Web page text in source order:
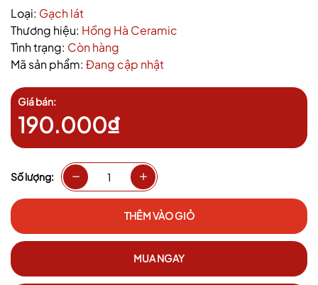
Loại: Gạch lát
Thương hiệu: Hồng Hà Ceramic
Tình trạng: Còn hàng
Mã sản phẩm: Đang cập nhật
Giá bán:
190.000₫
Số lượng:
THÊM VÀO GIỎ
MUA NGAY